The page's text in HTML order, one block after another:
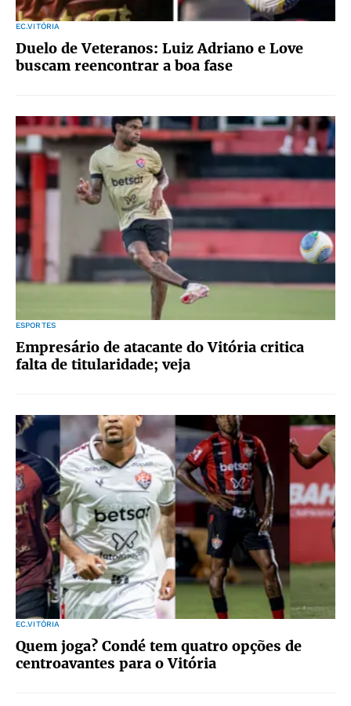
EC.VITÓRIA
Duelo de Veteranos: Luiz Adriano e Love
buscam reencontrar a boa fase
ESPORTES
Empresário de atacante do Vitória critica
falta de titularidade; veja
EC.VITÓRIA
Quem joga? Condé tem quatro opções de
centroavantes para o Vitória